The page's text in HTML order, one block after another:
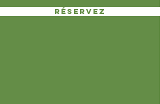
Réservez